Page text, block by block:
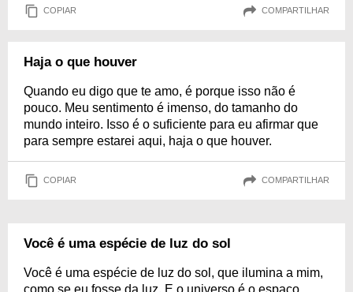
COPIAR COMPARTILHAR
Haja o que houver
Quando eu digo que te amo, é porque isso não é
pouco. Meu sentimento é imenso, do tamanho do
mundo inteiro. Isso é o suficiente para eu afirmar que
para sempre estarei aqui, haja o que houver.
COPIAR COMPARTILHAR
Você é uma espécie de luz do sol
Você é uma espécie de luz do sol, que ilumina a mim,
como se eu fosse da luz. E o universo é o espaço